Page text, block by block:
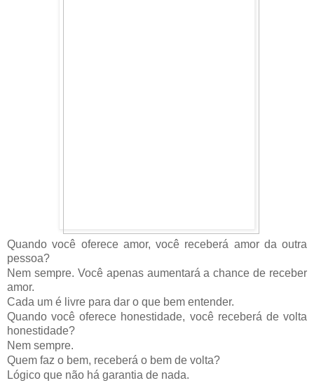
Quando você oferece amor, você receberá amor da outra
pessoa?
Nem sempre. Você apenas aumentará a chance de receber
amor.
Cada um é livre para dar o que bem entender.
Quando você oferece honestidade, você receberá de volta
honestidade?
Nem sempre.
Quem faz o bem, receberá o bem de volta?
Lógico que não há garantia de nada.